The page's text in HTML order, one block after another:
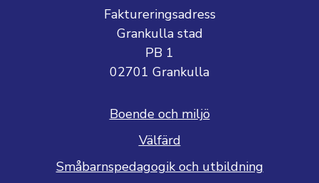
Faktureringsadress
Grankulla stad
PB 1
02701 Grankulla
Boende och miljö
Välfärd
Småbarnspedagogik och utbildning